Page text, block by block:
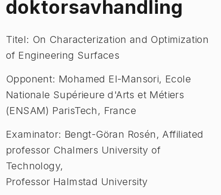
doktorsavhandling
Titel: On Characterization and Optimization
of Engineering Surfaces
Opponent: Mohamed El-Mansori, Ecole
Nationale Supérieure d'Arts et Métiers
(ENSAM) ParisTech, France
Examinator: Bengt-Göran Rosén, Affiliated
professor Chalmers University of
Technology,
Professor Halmstad University